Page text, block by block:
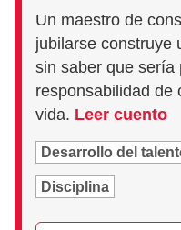
Un maestro de
jubilarse construye
sin saber que sería
responsabilidad de
vida. Leer cuento
Desarrollo del
Disciplina